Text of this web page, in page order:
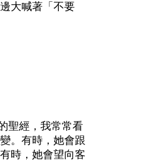
大喊著「不要
聖經，我常常看
。有時，她會跟
時，她會望向客